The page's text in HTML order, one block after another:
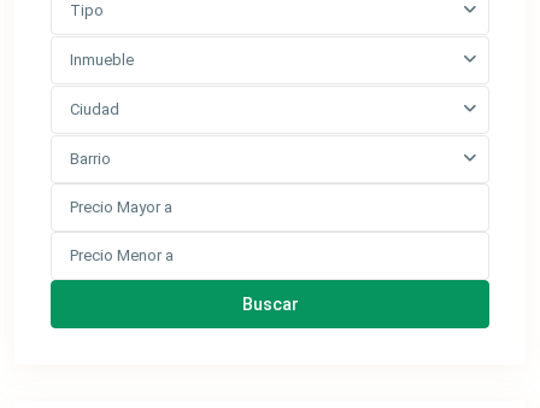
Tipo
Inmueble
Ciudad
Barrio
Buscar